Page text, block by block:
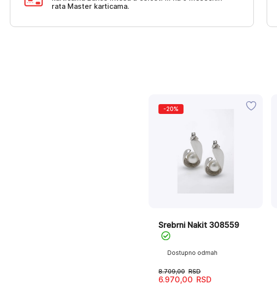
rata Master karticama.
-20%
Dostupno odmah
Srebrni Nakit 308559
8.709,00 RSD
Originalna
6.970,00 RSD
Trenutna